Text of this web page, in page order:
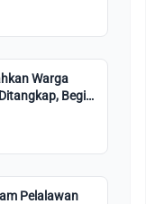
Warga
Begini
Pelalawan